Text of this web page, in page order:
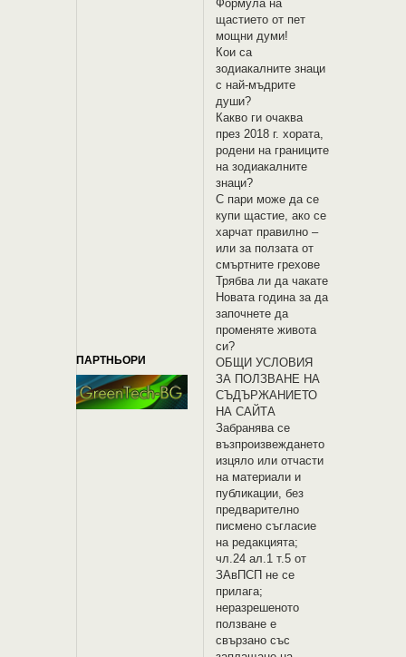
Формула на
щастието от пет
мощни думи!
Кои са
зодиакалните знаци
с най-мъдрите
души?
Какво ги очаква
през 2018 г. хората,
родени на границите
на зодиакалните
знаци?
С пари може да се
купи щастие, ако се
харчат правилно –
или за ползата от
смъртните грехове
Трябва ли да чакате
Новата година за да
започнете да
променяте живота
си?
ПАРТНЬОРИ
OБЩИ УСЛОВИЯ
ЗА ПОЛЗВАНЕ НА
СЪДЪРЖАНИЕТО
НА САЙТА
Забранява се
възпроизвеждането
изцяло или отчасти
на материали и
публикации, без
предварително
писмено съгласие
на редакцията;
чл.24 ал.1 т.5 от
ЗАвПСП не се
прилага;
неразрешеното
ползване е
свързано със